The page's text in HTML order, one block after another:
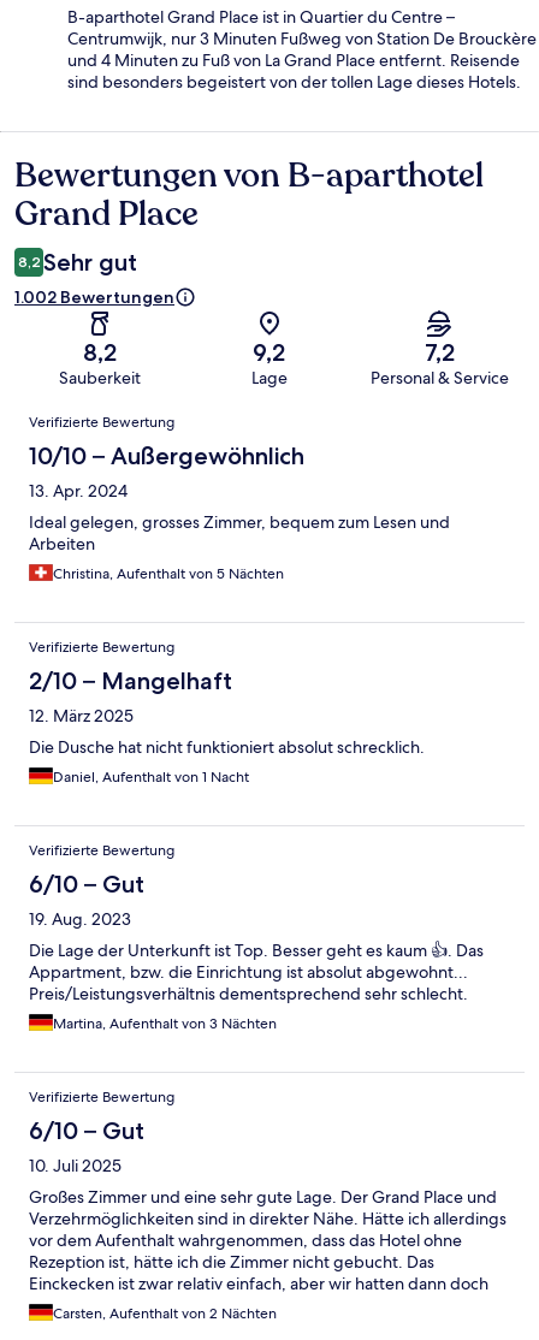
B-aparthotel Grand Place ist in Quartier du Centre –
Centrumwijk, nur 3 Minuten Fußweg von Station De Brouckère
und 4 Minuten zu Fuß von La Grand Place entfernt. Reisende
sind besonders begeistert von der tollen Lage dieses Hotels.
Bewertungen
Bewertungen von B-aparthotel
Grand Place
8,2 Sehr gut
1.002 Bewertungen
8,2
Sauberkeit
9,2
Lage
7,2
Personal & Service
Bewertungen
Verifizierte Bewertung
10/10 – Außergewöhnlich
13. Apr. 2024
Ideal gelegen, grosses Zimmer, bequem zum Lesen und
Arbeiten
Christina, Aufenthalt von 5 Nächten
Verifizierte Bewertung
2/10 – Mangelhaft
12. März 2025
Die Dusche hat nicht funktioniert absolut schrecklich.
Daniel, Aufenthalt von 1 Nacht
Verifizierte Bewertung
6/10 – Gut
19. Aug. 2023
Die Lage der Unterkunft ist Top. Besser geht es kaum 👍. Das
Appartment, bzw. die Einrichtung ist absolut abgewohnt...
Preis/Leistungsverhältnis dementsprechend sehr schlecht.
Martina, Aufenthalt von 3 Nächten
Verifizierte Bewertung
6/10 – Gut
10. Juli 2025
Großes Zimmer und eine sehr gute Lage. Der Grand Place und
Verzehrmöglichkeiten sind in direkter Nähe. Hätte ich allerdings
vor dem Aufenthalt wahrgenommen, dass das Hotel ohne
Rezeption ist, hätte ich die Zimmer nicht gebucht. Das
Einckecken ist zwar relativ einfach, aber wir hatten dann doch
gleich das Problem, dass der Kartenleser im Zimmer meiner
Mutter nicht funktionierte. Da es nach 17 Uhr war, gab es keine
Carsten, Aufenthalt von 2 Nächten